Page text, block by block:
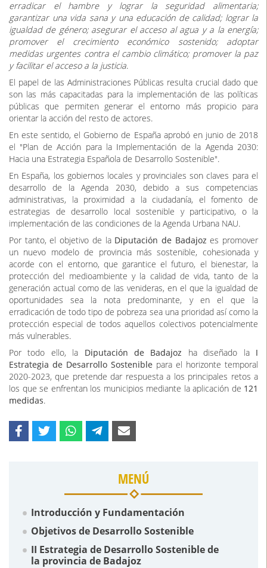
erradicar el hambre y lograr la seguridad alimentaria;
garantizar una vida sana y una educación de calidad; lograr la
igualdad de género; asegurar el acceso al agua y a la energía;
promover el crecimiento económico sostenido; adoptar
medidas urgentes contra el cambio climático; promover la paz
y facilitar el acceso a la justicia.
El papel de las Administraciones Públicas resulta crucial dado que
son las más capacitadas para la implementación de las políticas
públicas que permiten generar el entorno más propicio para
orientar la acción del resto de actores.
En este sentido, el Gobierno de España aprobó en junio de 2018
el "Plan de Acción para la Implementación de la Agenda 2030:
Hacia una Estrategia Española de Desarrollo Sostenible".
En España, los gobiernos locales y provinciales son claves para el
desarrollo de la Agenda 2030, debido a sus competencias
administrativas, la proximidad a la ciudadanía, el fomento de
estrategias de desarrollo local sostenible y participativo, o la
implementación de las condiciones de la Agenda Urbana NAU.
Por tanto, el objetivo de la Diputación de Badajoz es promover
un nuevo modelo de provincia más sostenible, cohesionada y
acorde con el entorno, que garantice el futuro, el bienestar, la
protección del medioambiente y la calidad de vida, tanto de la
generación actual como de las venideras, en el que la igualdad de
oportunidades sea la nota predominante, y en el que la
erradicación de todo tipo de pobreza sea una prioridad así como la
protección especial de todos aquellos colectivos potencialmente
más vulnerables.
Por todo ello, la Diputación de Badajoz ha diseñado la I
Estrategia de Desarrollo Sostenible para el horizonte temporal
2020-2023, que pretende dar respuesta a los principales retos a
los que se enfrentan los municipios mediante la aplicación de 121
medidas.
MENÚ
Introducción y Fundamentación
Objetivos de Desarrollo Sostenible
II Estrategia de Desarrollo Sostenible de
la provincia de Badajoz